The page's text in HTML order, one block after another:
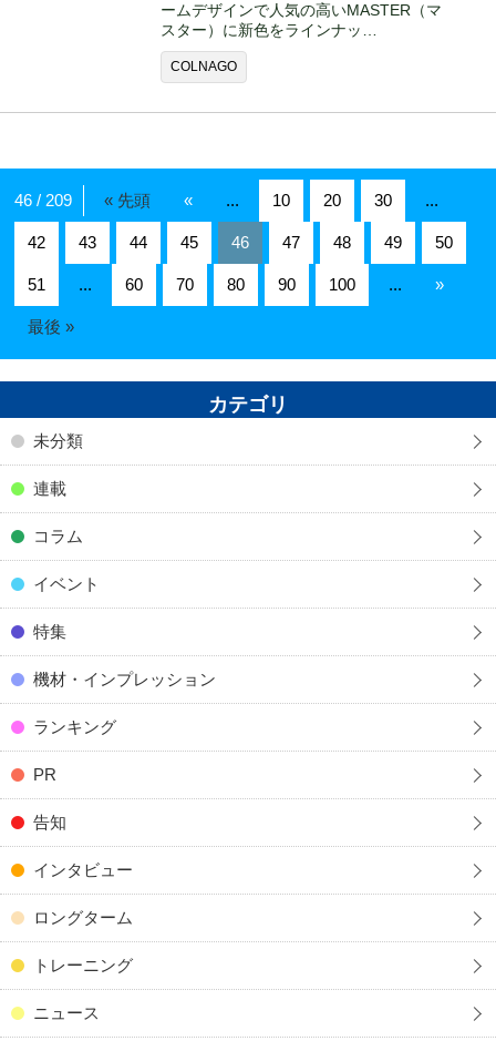
ームデザインで人気の高いMASTER（マ
スター）に新色をラインナッ…
COLNAGO
46 / 209 « 先頭 « ... 10 20 30 ...
42 43 44 45 46 47 48 49 50
51 ... 60 70 80 90 100 ... »
最後 »
カテゴリ
未分類
連載
コラム
イベント
特集
機材・インプレッション
ランキング
PR
告知
インタビュー
ロングターム
トレーニング
ニュース